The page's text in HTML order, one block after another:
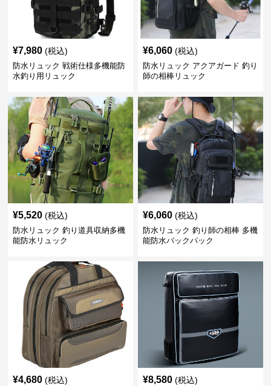
¥7,980 (税込)
防水リュック 戦術仕様多機能防
水釣り用リュック
¥6,060 (税込)
防水リュック アクアガード 釣り
師の相棒リュック
¥5,520 (税込)
防水リュック 釣り道具収納多機
能防水リュック
¥6,060 (税込)
防水リュック 釣り師の相棒 多機
能防水バックパック
¥4,680 (税込) ¥8,580 (税込)